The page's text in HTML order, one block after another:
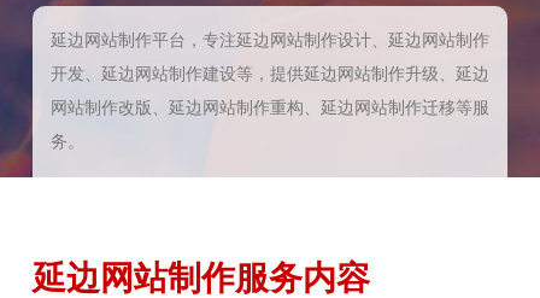
延边网站制作平台，专注延边网站制作设计、延边网站制作
开发、延边网站制作建设等，提供延边网站制作升级、延边
网站制作改版、延边网站制作重构、延边网站制作迁移等服
务。
延边网站制作服务内容